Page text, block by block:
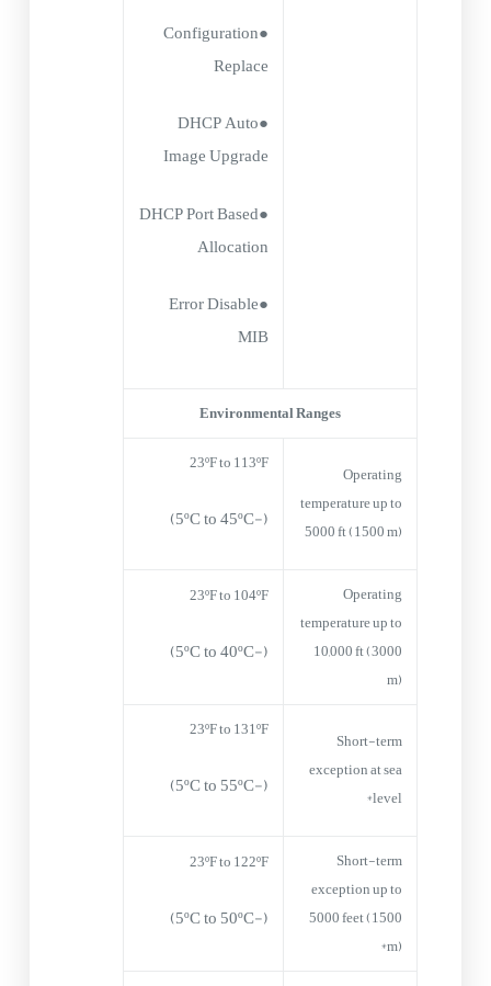
●Configuration
Replace
●DHCP Auto
Image Upgrade
●DHCP Port Based
Allocation
●Error Disable
MIB
Environmental Ranges
Operating
temperature up to
5000 ft (1500 m)
23ºF to 113ºF
(-5ºC to 45ºC)
Operating
temperature up to
10,000 ft (3000
m)
23ºF to 104ºF
(-5ºC to 40ºC)
Short-term
exception at sea
level*
23ºF to 131ºF
(-5ºC to 55ºC)
Short-term
exception up to
5000 feet (1500
m)*
23ºF to 122ºF
(-5ºC to 50ºC)